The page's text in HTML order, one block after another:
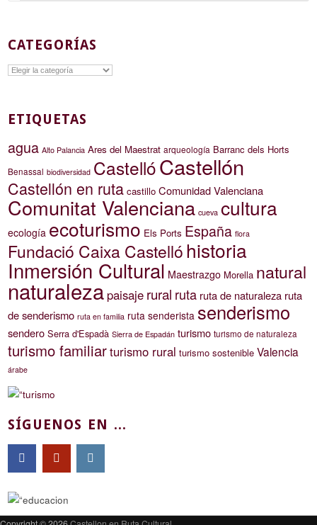
CATEGORÍAS
Categorías
ETIQUETAS
agua Alto Palancia Ares del Maestrat arqueología Barranc dels Horts
Benassal biodiversidad CastellóCastellón
Castellón en ruta castillo Comunidad Valenciana
Comunitat Valenciana cueva cultura
ecología ecoturismo Els Ports España flora
Fundació Caixa Castellóhistoria
Inmersión Cultural Maestrazgo Morella natural
naturaleza paisaje rural ruta ruta de naturaleza ruta
de senderismo ruta en familia ruta senderista senderismo
sendero Serra d'Espadà Sierra de Espadán turismo turismo de naturaleza
turismo familiarturismo rural turismo sostenible Valencia
árabe
SÍGUENOS EN ...